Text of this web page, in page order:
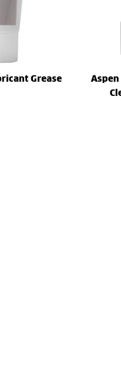
Grease